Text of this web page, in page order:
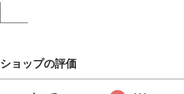
ショップの評価